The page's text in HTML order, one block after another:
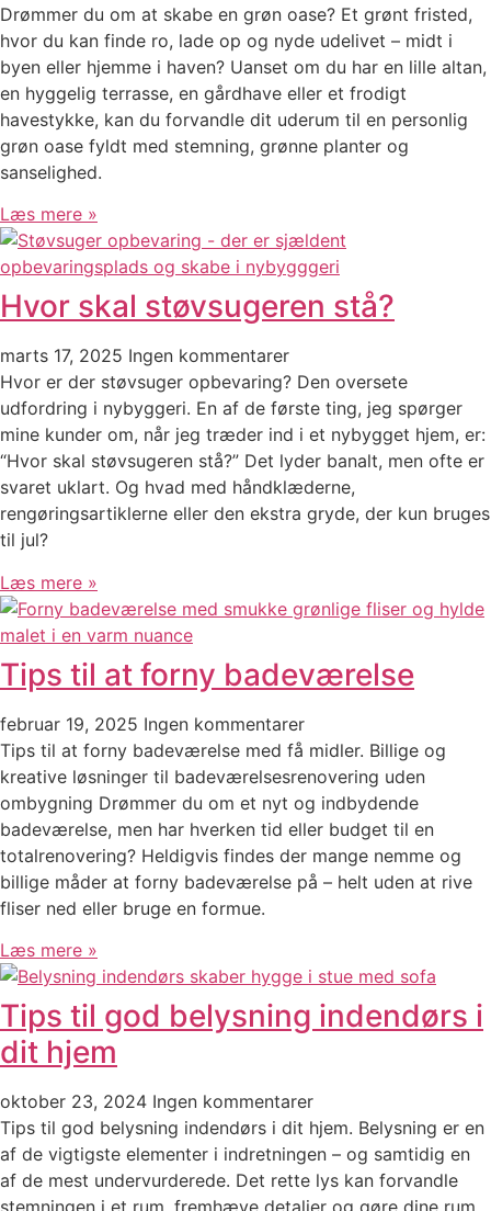
Drømmer du om at skabe en grøn oase? Et grønt fristed,
hvor du kan finde ro, lade op og nyde udelivet – midt i
byen eller hjemme i haven? Uanset om du har en lille altan,
en hyggelig terrasse, en gårdhave eller et frodigt
havestykke, kan du forvandle dit uderum til en personlig
grøn oase fyldt med stemning, grønne planter og
sanselighed.
Læs mere »
Hvor skal støvsugeren stå?
marts 17, 2025 Ingen kommentarer
Hvor er der støvsuger opbevaring? Den oversete
udfordring i nybyggeri. En af de første ting, jeg spørger
mine kunder om, når jeg træder ind i et nybygget hjem, er:
“Hvor skal støvsugeren stå?” Det lyder banalt, men ofte er
svaret uklart. Og hvad med håndklæderne,
rengøringsartiklerne eller den ekstra gryde, der kun bruges
til jul?
Læs mere »
Tips til at forny badeværelse
februar 19, 2025 Ingen kommentarer
Tips til at forny badeværelse med få midler. Billige og
kreative løsninger til badeværelsesrenovering uden
ombygning Drømmer du om et nyt og indbydende
badeværelse, men har hverken tid eller budget til en
totalrenovering? Heldigvis findes der mange nemme og
billige måder at forny badeværelse på – helt uden at rive
fliser ned eller bruge en formue.
Læs mere »
Tips til god belysning indendørs i
dit hjem
oktober 23, 2024 Ingen kommentarer
Tips til god belysning indendørs i dit hjem. Belysning er en
af de vigtigste elementer i indretningen – og samtidig en
af de mest undervurderede. Det rette lys kan forvandle
stemningen i et rum, fremhæve detaljer og gøre dine rum